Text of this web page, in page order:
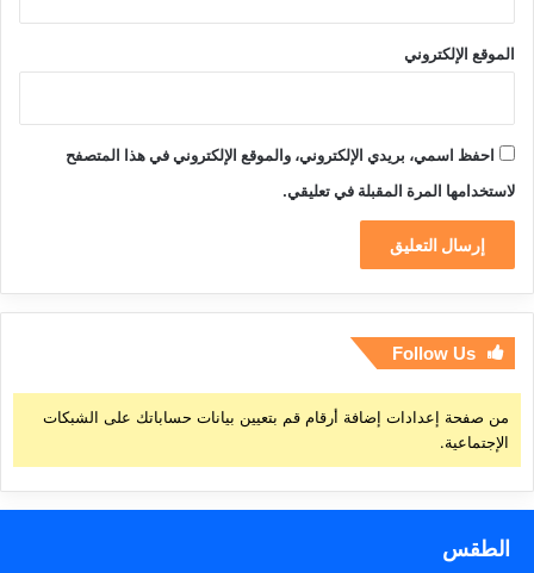
الموقع الإلكتروني
احفظ اسمي، بريدي الإلكتروني، والموقع الإلكتروني في هذا المتصفح
لاستخدامها المرة المقبلة في تعليقي.
Follow Us
من صفحة إعدادات إضافة أرقام قم بتعيين بيانات حساباتك على الشبكات
الإجتماعية.
الطقس